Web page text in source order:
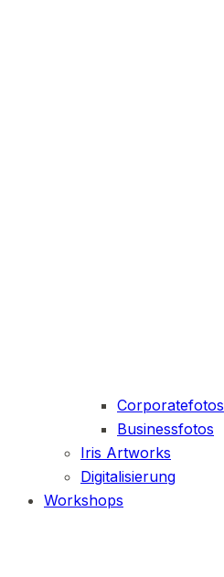
Corporatefotos
Businessfotos
Iris Artworks
Digitalisierung
Workshops